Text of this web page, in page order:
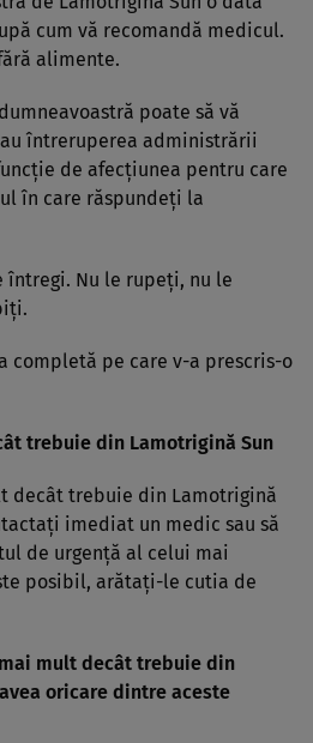
cum vă recomandă medicul.
alimente.
poate să vă
întreruperea administrării
de afecţiunea pentru care
în care răspundeţi la
Nu le rupeţi, nu le
completă pe care v-a prescris-o
trebuie din Lamotrigină Sun
decât trebuie din Lamotrigină
imediat un medic sau să
de urgenţă al celui mai
posibil, arătaţi-le cutia de
mult decât trebuie din
oricare dintre aceste